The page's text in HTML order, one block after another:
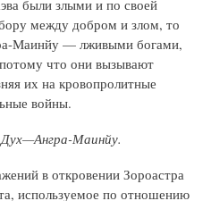
были злыми и по своей
между добром и злом, то
Маинйу — лживыми богами,
что они вызывают
их на кровопролитные
войны.
Дух—Ангра-Маинйу.
в откровении Зороастра
используемое по отношению